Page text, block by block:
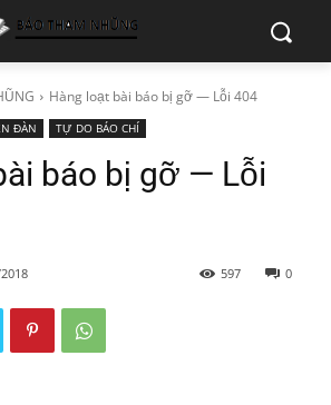
Hàng loạt bài báo bị gỡ — Lỗi 404
ĐÀN TỰ DO BÁO CHÍ
báo bị gỡ — Lỗi
0
597